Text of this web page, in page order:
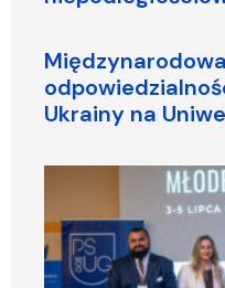
Ukrainy na